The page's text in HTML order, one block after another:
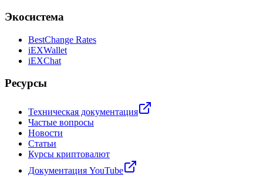
Экосистема
BestChange Rates
iEXWallet
iEXChat
Ресурсы
Техническая документация
Частые вопросы
Новости
Статьи
Курсы криптовалют
Документация YouTube